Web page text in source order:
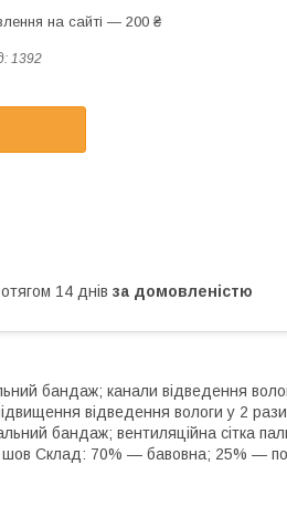
на сайті — 200 ₴
1392
14 днів за домовленістю
бандаж; канали відведення
відведення вологи у 2
бандаж; вентиляційна сітка
шов Склад: 70% — бавовна; 25% —